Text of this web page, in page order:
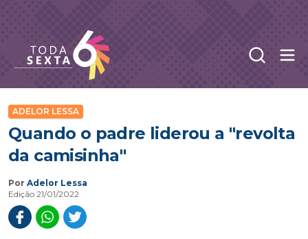
Toda Sexta - 4oito
ADELOR LESSA
Quando o padre liderou a "revolta
da camisinha"
Por Adelor Lessa
Edição 21/01/2022